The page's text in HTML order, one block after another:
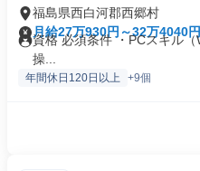
福島県西白河郡西郷村
月給27万930円～32万4040円
資格 必須条件 ・PCスキル
操...
年間休日120日以上 +9個